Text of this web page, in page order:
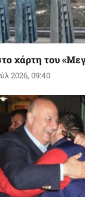
χάρτη του
2026, 09:40